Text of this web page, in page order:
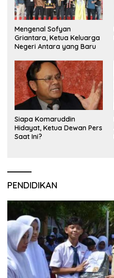
Mengenal Sofyan
Griantara, Ketua Keluarga
Negeri Antara yang Baru
Siapa Komaruddin
Hidayat, Ketua Dewan Pers
Saat Ini?
PENDIDIKAN